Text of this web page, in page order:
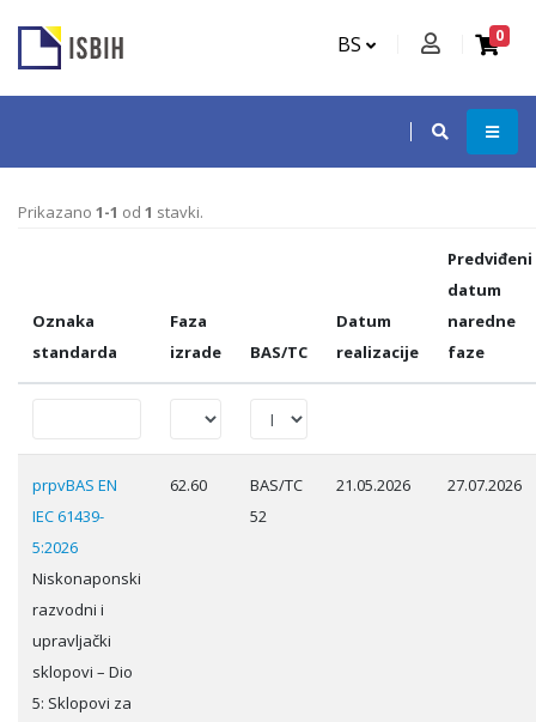
BS 0
Prikazano 1-1 od 1 stavki.
Oznaka
standarda
Faza
izrade
BAS/TC
Datum
realizacije
Predviđeni
datum
naredne
faze
prpvBAS EN
IEC 61439-
5:2026
Niskonaponski
razvodni i
upravljački
sklopovi – Dio
5: Sklopovi za
62.60
BAS/TC
52
21.05.2026 27.07.2026